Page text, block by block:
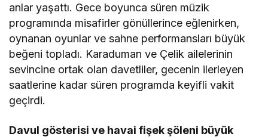
anlar yaşattı. Gece boyunca süren müzik
programında misafirler gönüllerince eğlenirken,
oynanan oyunlar ve sahne performansları büyük
beğeni topladı. Karaduman ve Çelik ailelerinin
sevincine ortak olan davetliler, gecenin ilerleyen
saatlerine kadar süren programda keyifli vakit
geçirdi.
Davul gösterisi ve havai fişek şöleni büyük